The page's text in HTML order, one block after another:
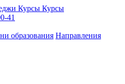
Курсы Курсы
41
образования Направления